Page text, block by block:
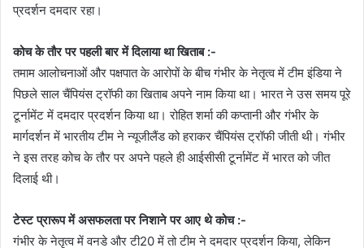
प्रदर्शन दमदार रहा।
कोच के तौर पर पहली बार में दिलाया था खिताब :-
तमाम आलोचनाओं और पक्षपात के आरोपों के बीच गंभीर के नेतृत्व में टीम इंडिया ने
पिछले साल चैंपियंस ट्रॉफी का खिताब अपने नाम किया था। भारत ने उस समय पूरे
टूर्नामेंट में दमदार प्रदर्शन किया था। रोहित शर्मा की कप्तानी और गंभीर के
मार्गदर्शन में भारतीय टीम ने न्यूजीलैंड को हराकर चैंपियंस ट्रॉफी जीती थी। गंभीर
ने इस तरह कोच के तौर पर अपने पहले ही आईसीसी टूर्नामेंट में भारत को जीत
दिलाई थी।
टेस्ट प्रारूप में असफलता पर निशाने पर आए थे कोच :-
गंभीर के नेतृत्व में वनडे और टी20 में तो टीम ने दमदार प्रदर्शन किया, लेकिन